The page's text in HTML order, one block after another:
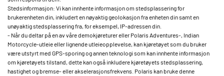
Stedsinformasjon: Vi kan innhente informasjon om stedsplassering for
brukerenheten din, inkludert en nøyaktig geolokasjon fra enheten din samt en
unøyaktig stedsplassering fra, for eksempel, IP-adressen din.
- Når du deltar på en av våre demokjøreturer eller Polaris Adventures-, Indian
Motorcycle-utleie eller lignende utleieopplevelse, kan kjøretøyet som du bruker
være utstyrt med GPS-sporing og annen teknologi som kan innhente informasjon
om kjøretøyets tilstand, dette kan også inkludere kjøretøyets stedsplassering,
hastighet og bremse- eller akselerasjonsfrekvens. Polaris kan bruke denne